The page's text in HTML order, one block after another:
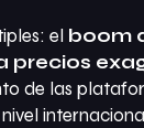
el boom
precios
de las